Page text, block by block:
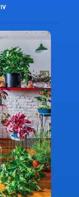
۱۷ راهکار درمان خجالت کودکان